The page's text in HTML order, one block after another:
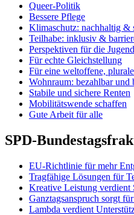
Queer-Politik
Bessere Pflege
Klimaschutz: nachhaltig &
Teilhabe: inklusiv &
Perspektiven für die Jugend
Für echte Gleichstellung
Für eine weltoffene,
Wohnraum: bezahlbar und
Stabile und sichere Renten
Mobilitätswende schaffen
Gute Arbeit für alle
SPD-
EU-Richtlinie für mehr
Tragfähige Lösungen für
Kreative Leistung verdient
Ganztagsanspruch sorgt
Lambda verdient